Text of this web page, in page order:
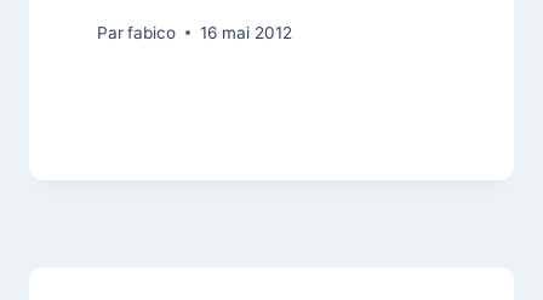
Parfabico 16 mai 2012